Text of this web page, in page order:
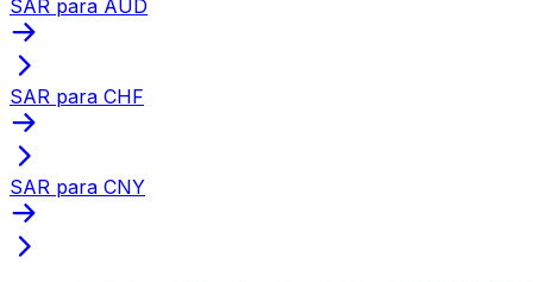
SAR para AUD
SAR para CHF
SAR para CNY